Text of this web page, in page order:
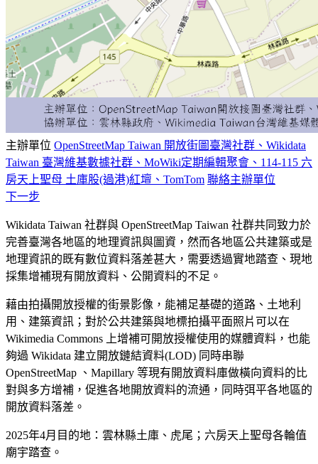
主辦單位 OpenStreetMap Taiwan 開放街圖臺灣社群、Wikidata
Taiwan 臺灣維基數據社群、MoWiki定期編輯聚會、114-115 六
房天上聖母 土庫股(過港)紅壇、TomTom 聯絡主辦單位
下一步
Wikidata Taiwan 社群與 OpenStreetMap Taiwan 社群共同致力於
完善臺灣各地區的地理資訊與圖資，然而各地區公共建築或是
地理資訊的既有數位資料落差甚大，需要透過實地踏查、現地
採集增補現有開放資料、公開資料的不足。
藉由拍攝開放授權的街景影像，能補足基礎的道路、土地利
用、建築資訊；對於公共建築與地標拍攝平面照片可以在
Wikimedia Commons 上增補可開放授權使用的媒體資料，也能
夠過 Wikidata 建立開放鏈結資料(LOD) 同時串聯
OpenStreetMap 、Mapillary 等現有開放資料庫做橫向資料的比
對與多方增補，促進各地開放資料的流通，同時弭平各地區的
開放資料落差。
2025年4月目的地：雲林縣土庫、虎尾；六房天上聖母各輪值
廟宇踏查。